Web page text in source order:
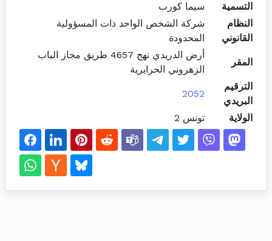
التسمية
سيما كورب
النظام
القانوني
شركة الشخص الواحد ذات المسؤولية
المحدودة
المقر
أرض الدريدي نهج 4657 طريق مجاز الباب
الزهروني الحرايرية
الترقيم
البريدي
2052
الولاية تونس 2